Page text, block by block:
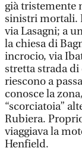
già tristemente
sinistri mortali.
via Lasagni; a
la chiesa di
incrocio, via
stretta strada di
riescono a
conosce la
“scorciatoia”
Rubiera.
viaggiava la
Henfield.